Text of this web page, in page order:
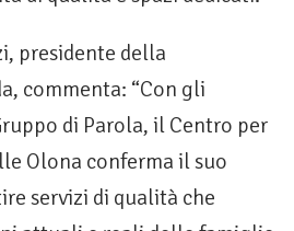
presidente della
commenta: “Con gli
di Parola, il Centro per
Olona conferma il suo
servizi di qualità che